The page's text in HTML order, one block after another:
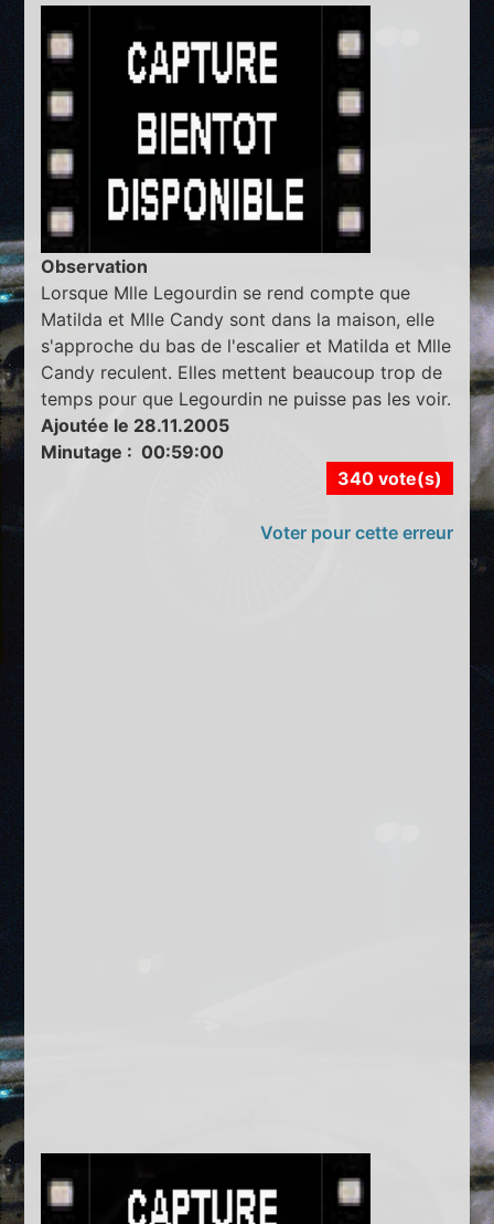
Observation
Lorsque Mlle Legourdin se rend compte que
Matilda et Mlle Candy sont dans la maison, elle
s'approche du bas de l'escalier et Matilda et Mlle
Candy reculent. Elles mettent beaucoup trop de
temps pour que Legourdin ne puisse pas les voir.
Ajoutée le 28.11.2005
Minutage : 00:59:00
340 vote(s)
Voter pour cette erreur